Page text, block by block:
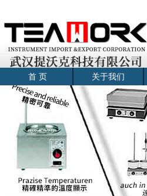
首 页 关于我们